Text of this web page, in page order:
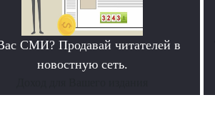
СМИ? Продавай читателей в
новостную сеть.